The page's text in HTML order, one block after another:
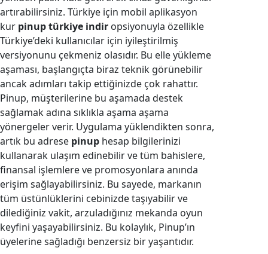
artırabilirsiniz. Türkiye için mobil aplikasyon
kur pinup türkiye indir opsiyonuyla özellikle
Türkiye’deki kullanıcılar için iyileştirilmiş
versiyonunu çekmeniz olasıdır. Bu elle yükleme
aşaması, başlangıçta biraz teknik görünebilir
ancak adımları takip ettiğinizde çok rahattır.
Pinup, müşterilerine bu aşamada destek
sağlamak adına sıklıkla aşama aşama
yönergeler verir. Uygulama yüklendikten sonra,
artık bu adrese pinup hesap bilgilerinizi
kullanarak ulaşım edinebilir ve tüm bahislere,
finansal işlemlere ve promosyonlara anında
erişim sağlayabilirsiniz. Bu sayede, markanın
tüm üstünlüklerini cebinizde taşıyabilir ve
dilediğiniz vakit, arzuladığınız mekanda oyun
keyfini yaşayabilirsiniz. Bu kolaylık, Pinup’ın
üyelerine sağladığı benzersiz bir yaşantıdır.